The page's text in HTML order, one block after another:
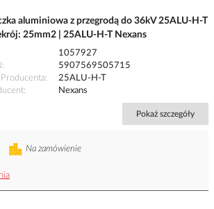
aluminiowa z przegrodą do 36kV 25ALU-H-T
25mm2 | 25ALU-H-T Nexans
1057927
5907569505715
Producenta
25ALU-H-T
Nexans
Pokaż szczegóły
Na zamówienie